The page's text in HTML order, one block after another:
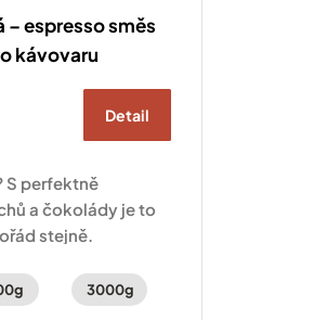
– espresso směs
kávovaru
Detail
S perfektně
a čokolády je to
stejně.
3000g